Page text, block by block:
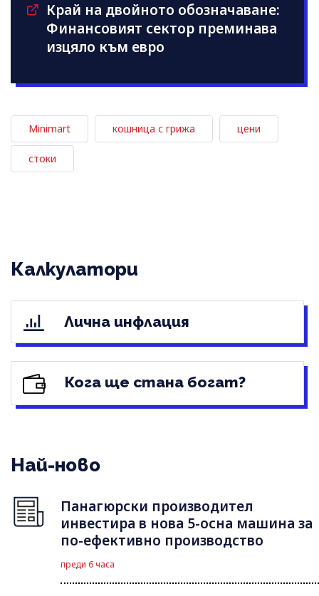
Край на двойното обозначаване:
Финансовият сектор преминава
изцяло към евро
Minimart кошница с грижа цени
стоки
Калкулатори
Лична инфлация
Кога ще стана богат?
Най-ново
Панагюрски производител
инвестира в нова 5-осна машина за
по-ефективно производство
преди 6 часа